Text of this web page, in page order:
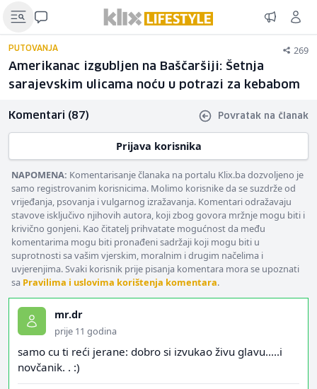
PUTOVANJA 269
Amerikanac izgubljen na Baščaršiji: Šetnja
sarajevskim ulicama noću u potrazi za kebabom
Komentari (87) Povratak na članak
Prijava korisnika
NAPOMENA: Komentarisanje članaka na portalu Klix.ba dozvoljeno je
samo registrovanim korisnicima. Molimo korisnike da se suzdrže od
vrijeđanja, psovanja i vulgarnog izražavanja. Komentari odražavaju
stavove isključivo njihovih autora, koji zbog govora mržnje mogu biti i
krivično gonjeni. Kao čitatelj prihvatate mogućnost da među
komentarima mogu biti pronađeni sadržaji koji mogu biti u
suprotnosti sa vašim vjerskim, moralnim i drugim načelima i
uvjerenjima. Svaki korisnik prije pisanja komentara mora se upoznati
sa Pravilima i uslovima korištenja komentara.
mr.dr
prije 11 godina
samo cu ti reći jerane: dobro si izvukao živu glavu.....i
novčanik. . :)